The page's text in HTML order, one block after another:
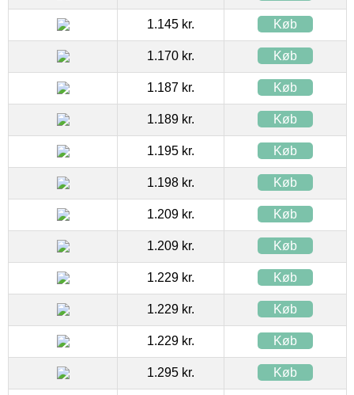
1.145 kr. Køb
1.170 kr. Køb
1.187 kr. Køb
1.189 kr. Køb
1.195 kr. Køb
1.198 kr. Køb
1.209 kr. Køb
1.209 kr. Køb
1.229 kr. Køb
1.229 kr. Køb
1.229 kr. Køb
1.295 kr. Køb